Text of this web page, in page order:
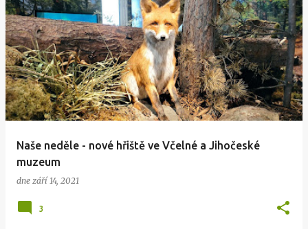
Naše neděle - nové hřiště ve Včelné a Jihočeské
muzeum
dne září 14, 2021
3